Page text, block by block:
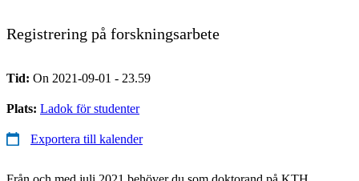
Registrering på forskningsarbete
Tid: On 2021-09-01 - 23.59
Plats: Ladok för studenter
Exportera till kalender